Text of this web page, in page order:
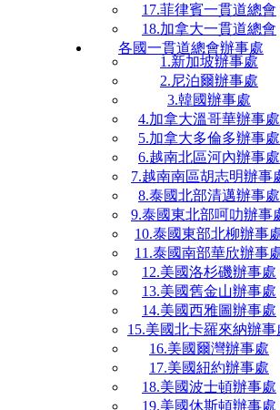
17.菲律賓一貫道總會
18.加拿大一貫道總會
各國一貫道總會辦事處
1.新加坡辦事處
2.尼泊爾辦事處
3.韓國辦事處
4.加拿大溫哥華辦事處
5.加拿大多倫多辦事處
6.越南北區河內辦事處
7.越南南區胡志明辦事
8.泰國北部清邁辦事處
9.泰國東北部呵叻辦事
10.泰國東部北柳辦事
11.泰國南部華欣辦事
12.美國洛杉磯辦事處
13.美國舊金山辦事處
14.美國西雅圖辦事處
15.美國北卡羅來納辦事
16.美國爾灣辦事處
17.美國紐約辦事處
18.美國波士頓辦事處
19.美國休斯頓辦事處